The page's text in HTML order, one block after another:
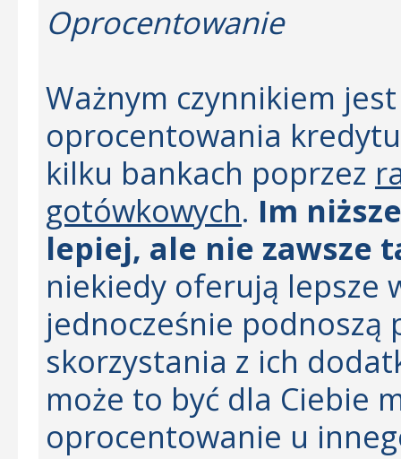
Oprocentowanie
Ważnym czynnikiem
oprocentowania
kilku bankach poprzez
gotówkowych. Im
lepiej, ale nie zawsze
niekiedy oferują lepsze
jednocześnie podnoszą
skorzystania z ich
może to być dla Ciebie
oprocentowanie u